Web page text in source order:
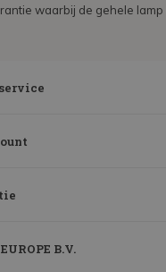
waarbij de gehele
B.V.